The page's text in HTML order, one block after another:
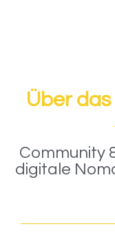
Über das
Community
digitale